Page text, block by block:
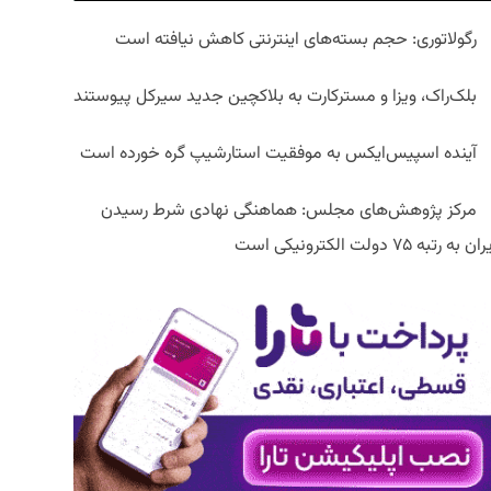
رگولاتوری: حجم بسته‌های اینترنتی کاهش نیافته است
بلک‌راک، ویزا و مسترکارت به بلاکچین جدید سیرکل پیوستند
آینده اسپیس‌ایکس به موفقیت استارشیپ گره خورده است
مرکز پژوهش‌های مجلس: هماهنگی نهادی شرط رسیدن
به رتبه ۷۵ دولت الکترونیکی است